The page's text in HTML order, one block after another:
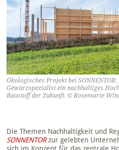
Ökologisches Projekt bei
Gewürzspezialist ein nachhaltiges
Baustoff der Zukunft. © Rosemarie
Die Themen Nachhaltigkeit und
SONNENTORzur gelebten